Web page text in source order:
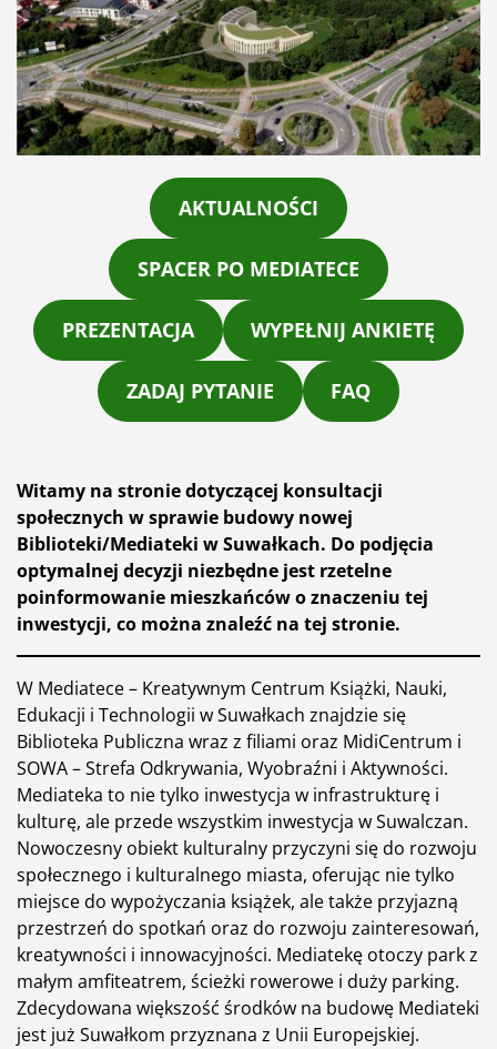
AKTUALNOŚCI
SPACER PO MEDIATECE
PREZENTACJA WYPEŁNIJ ANKIETĘ
ZADAJ PYTANIE FAQ
Witamy na stronie dotyczącej konsultacji
społecznych w sprawie budowy nowej
Biblioteki/Mediateki w Suwałkach. Do podjęcia
optymalnej decyzji niezbędne jest rzetelne
poinformowanie mieszkańców o znaczeniu tej
inwestycji, co można znaleźć na tej stronie.
W Mediatece – Kreatywnym Centrum Książki, Nauki,
Edukacji i Technologii w Suwałkach znajdzie się
Biblioteka Publiczna wraz z filiami oraz MidiCentrum i
SOWA – Strefa Odkrywania, Wyobraźni i Aktywności.
Mediateka to nie tylko inwestycja w infrastrukturę i
kulturę, ale przede wszystkim inwestycja w Suwalczan.
Nowoczesny obiekt kulturalny przyczyni się do rozwoju
społecznego i kulturalnego miasta, oferując nie tylko
miejsce do wypożyczania książek, ale także przyjazną
przestrzeń do spotkań oraz do rozwoju zainteresowań,
kreatywności i innowacyjności. Mediatekę otoczy park z
małym amfiteatrem, ścieżki rowerowe i duży parking.
Zdecydowana większość środków na budowę Mediateki
jest już Suwałkom przyznana z Unii Europejskiej.